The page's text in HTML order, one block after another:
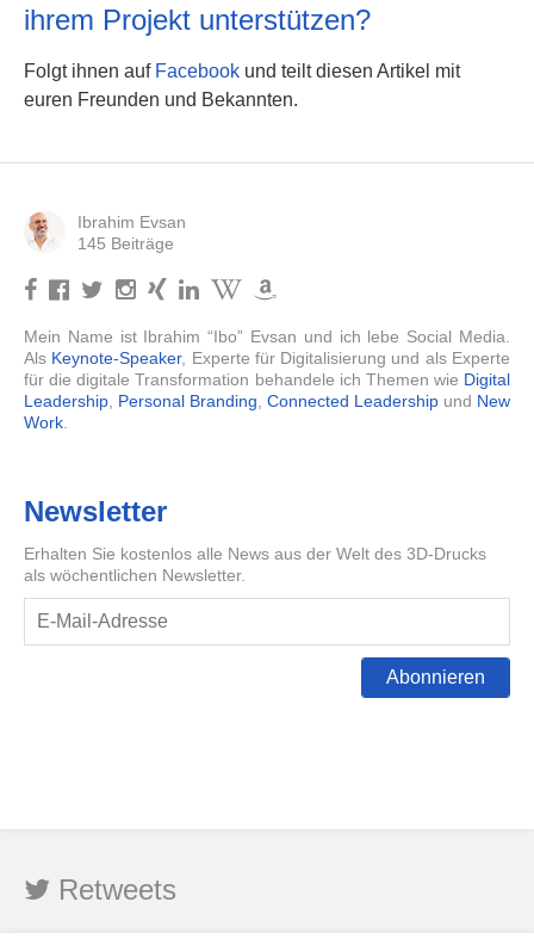
ihrem Projekt unterstützen?
Folgt ihnen auf Facebook und teilt diesen Artikel mit
euren Freunden und Bekannten.
Ibrahim Evsan
145 Beiträge
Mein Name ist Ibrahim “Ibo” Evsan und ich lebe Social Media.
Als Keynote-Speaker, Experte für Digitalisierung und als Experte
für die digitale Transformation behandele ich Themen wie Digital
Leadership, Personal Branding, Connected Leadership und New
Work.
Newsletter
Erhalten Sie kostenlos alle News aus der Welt des 3D-Drucks
als wöchentlichen Newsletter.
Abonnieren
Retweets